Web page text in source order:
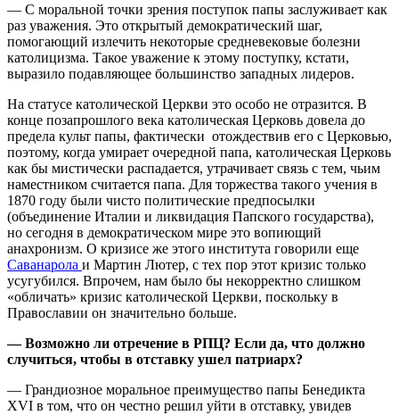
— С моральной точки зрения поступок папы заслуживает как
раз уважения. Это открытый демократический шаг,
помогающий излечить некоторые средневековые болезни
католицизма. Такое уважение к этому поступку, кстати,
выразило подавляющее большинство западных лидеров.
На статусе католической Церкви это особо не отразится. В
конце позапрошлого века католическая Церковь довела до
предела культ папы, фактически отождествив его с Церковью,
поэтому, когда умирает очередной папа, католическая Церковь
как бы мистически распадается, утрачивает связь с тем, чьим
наместником считается папа. Для торжества такого учения в
1870 году были чисто политические предпосылки
(объединение Италии и ликвидация Папского государства),
но сегодня в демократическом мире это вопиющий
анахронизм. О кризисе же этого института говорили еще
Саванарола и Мартин Лютер, с тех пор этот кризис только
усугубился. Впрочем, нам было бы некорректно слишком
«обличать» кризис католической Церкви, поскольку в
Православии он значительно больше.
— Возможно ли отречение в РПЦ? Если да, что должно
случиться, чтобы в отставку ушел патриарх?
— Грандиозное моральное преимущество папы Бенедикта
XVI в том, что он честно решил уйти в отставку, увидев